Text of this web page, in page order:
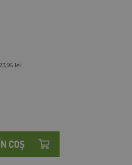
lei
COŞ